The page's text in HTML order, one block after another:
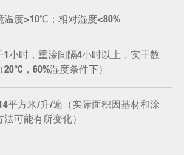
温度>10℃；相对湿度<80%
1小时，重涂间隔4小时以上，实干数
20°C，60%湿度条件下）
平方米/升/遍（实际面积因基材和涂
法可能有所变化）